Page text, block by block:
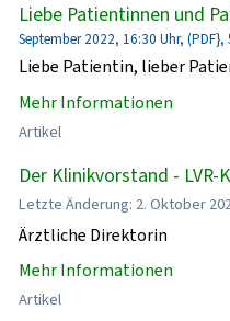
Liebe Patientinnen und
September 2022, 16:30 Uhr, (PDF},
Liebe Patientin, lieber
Mehr Informationen
Artikel
Der Klinikvorstand - LVR-
Letzte Änderung: 2. Oktober
Ärztliche Direktorin
Mehr Informationen
Artikel